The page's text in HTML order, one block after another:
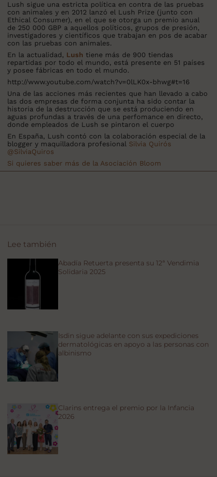
Lush sigue una estricta política en contra de las pruebas
con animales y en 2012 lanzó el Lush Prize (junto con
Ethical Consumer), en el que se otorga un premio anual
de 250 000 GBP a aquellos políticos, grupos de presión,
investigadores y científicos que trabajan en pos de acabar
con las pruebas con animales.
En la actualidad, Lush tiene más de 900 tiendas
repartidas por todo el mundo, está presente en 51 países
y posee fábricas en todo el mundo.
http://www.youtube.com/watch?v=0lLK0x-bhwg#t=16
Una de las acciones más recientes que han llevado a cabo
las dos empresas de forma conjunta ha sido contar la
historia de la destrucción que se está produciendo en
aguas profundas a través de una perfomance en directo,
donde empleados de Lush se pintaron el cuerpo
En España, Lush contó con la colaboración especial de la
blogger y maquilladora profesional Silvia Quirós
@SilviaQuiros
Si quieres saber más de la Asociación Bloom
Lee también
Abadía Retuerta presenta su 12ª Vendimia
Solidaria 2025
Isdin sigue adelante con sus expediciones
dermatológicas en apoyo a las personas con
albinismo
Clarins entrega el premio por la Infancia
2026